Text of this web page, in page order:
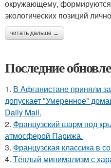
окружающему,
экологических позиций
читать дальше →
Последние
1. В Афганистане приняли
допускает "Умеренное"
Daily Mail.
2. Французский шарм под
атмосферой Парижа.
3. Французская классика в
4. Тёплый минимализм с